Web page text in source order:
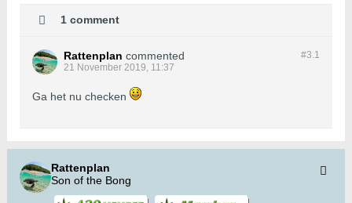
1 comment
#3.1
Rattenplan commented
21 November 2019, 11:37
Ga het nu checken
Rattenplan
Son of the Bong